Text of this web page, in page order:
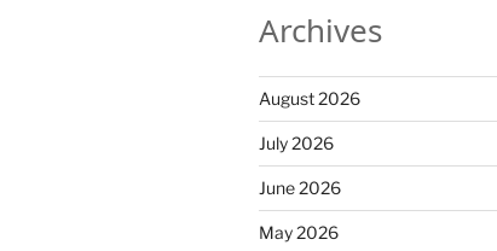
Archives
August 2026
July 2026
June 2026
May 2026